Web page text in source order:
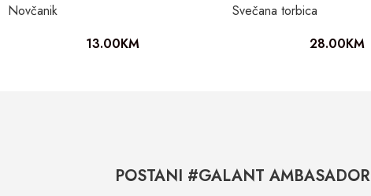
Novčanik
13.00KM
Svečana torbica
28.00KM
POSTANI #GALANT AMBASADOR